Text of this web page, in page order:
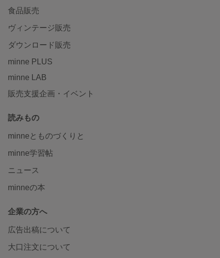
食品販売
ヴィンテージ販売
ダウンロード販売
minne PLUS
minne LAB
販売支援企画・イベント
読みもの
minneとものづくりと
minne学習帖
ニュース
minneの本
企業の方へ
広告出稿について
大口注文について